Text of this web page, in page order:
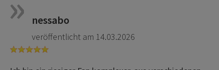
nessabo
veröffentlicht am 14.03.2026